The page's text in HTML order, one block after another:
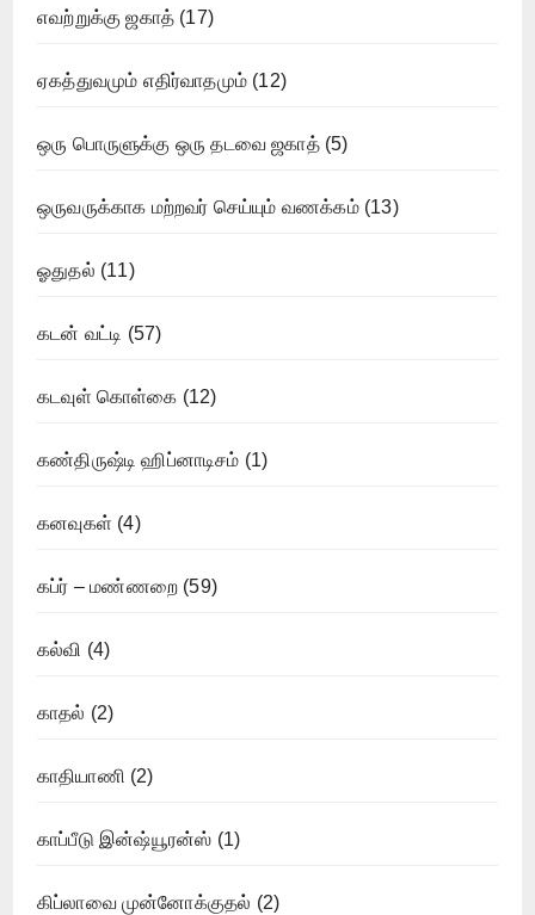
எவற்றுக்கு ஜகாத் (17)
ஏகத்துவமும் எதிர்வாதமும் (12)
ஒரு பொருளுக்கு ஒரு தடவை ஜகாத்(5)
ஒருவருக்காக மற்றவர் செய்யும் வணக்கம்(13)
ஓதுதல் (11)
கடன் வட்டி (57)
கடவுள் கொள்கை (12)
கண்திருஷ்டி ஹிப்னாடிசம் (1)
கனவுகள் (4)
கப்ர் – மண்ணறை (59)
கல்வி (4)
காதல் (2)
காதியாணி (2)
காப்பீடு இன்ஷ்யூரன்ஸ் (1)
கிப்லாவை முன்னோக்குதல் (2)